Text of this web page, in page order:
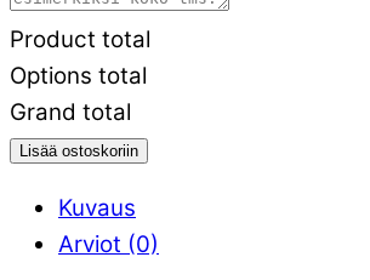
Product total
Options total
Grand total
Lisää ostoskoriin
Kuvaus
Arviot (0)